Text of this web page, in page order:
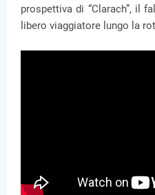
prospettiva di “Clarach”, il
libero viaggiatore lungo la